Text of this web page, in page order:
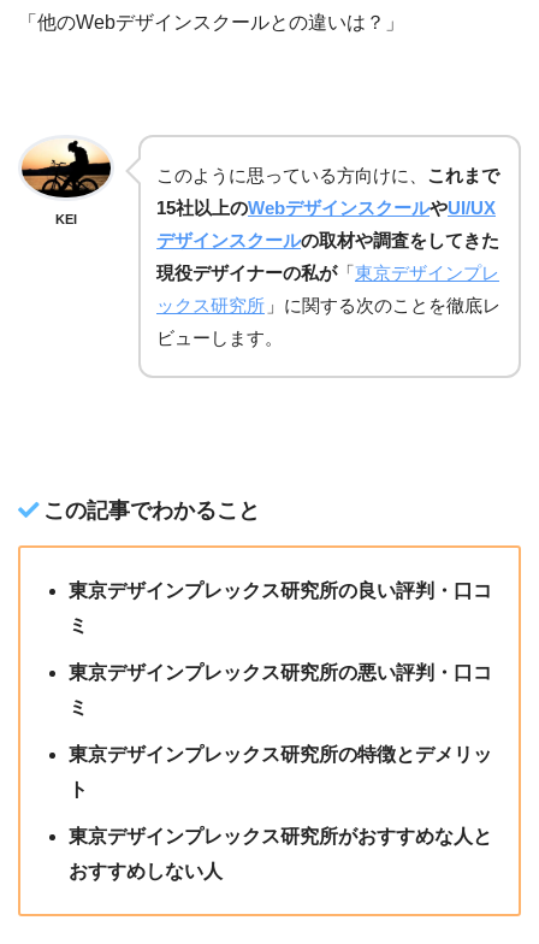
「他のWebデザインスクールとの違いは？」
KEI
このように思っている方向けに、 これまで
15社以上のWebデザインスクールやUI/UX
デザインスクールの取材や調査をしてきた
現役デザイナーの私が「東京デザインプレ
ックス研究所 」に関する次のことを徹底レ
ビューします。
この記事でわかること
東京デザインプレックス研究所の良い評判・口コ
ミ
東京デザインプレックス研究所の悪い評判・口コ
ミ
東京デザインプレックス研究所の特徴とデメリッ
ト
東京デザインプレックス研究所がおすすめな人と
おすすめしない人